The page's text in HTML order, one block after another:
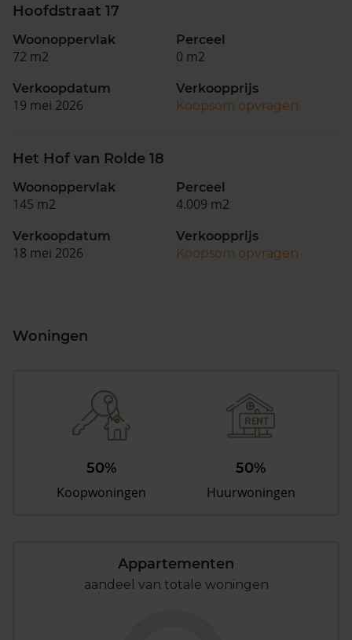
Hoofdstraat 17
Woonoppervlak
72 m2
Perceel
0 m2
Verkoopdatum
19 mei 2026
Verkoopprijs
Koopsom opvragen
Het Hof van Rolde 18
Woonoppervlak
145 m2
Perceel
4.009 m2
Verkoopdatum
18 mei 2026
Verkoopprijs
Koopsom opvragen
Woningen
50%
Koopwoningen
50%
Huurwoningen
Appartementen
aandeel van totale woningen